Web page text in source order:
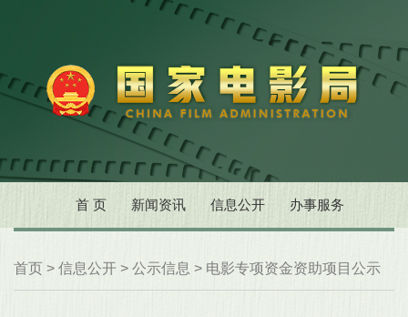
首 页 新闻资讯 信息公开 办事服务
首页 > 信息公开 > 公示信息 > 电影专项资金资助项目公示